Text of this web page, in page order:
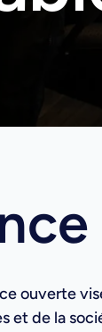
ouverte
et de la